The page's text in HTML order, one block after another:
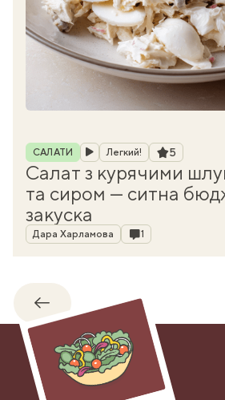
Рубрика
САЛАТИ Легкий! Рейтинг
5
Салат з курячими
та сиром — ситна
закуска
Автор
Дара Харламова Коментарі
1
Назад